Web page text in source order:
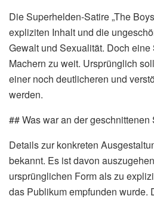
Die Superhelden-Satire „The
expliziten Inhalt und die
Gewalt und Sexualität. Doch
Machern zu weit. Ursprünglich
einer noch deutlicheren und
werden.
## Was war an der
Details zur konkreten
bekannt. Es ist davon
ursprünglichen Form als zu
das Publikum empfunden wurde.